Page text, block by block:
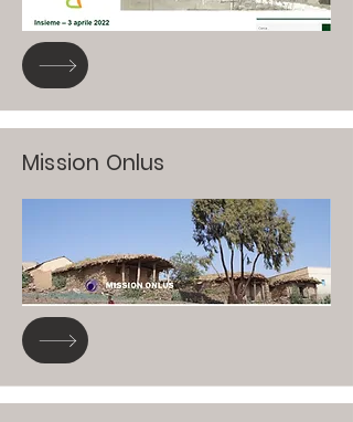
Mission Onlus